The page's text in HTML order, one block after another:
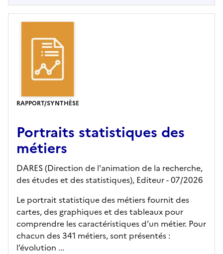
RAPPORT/SYNTHÈSE
Portraits statistiques des
métiers
DARES (Direction de l'animation de la recherche,
des études et des statistiques), Editeur- 07/2026
Le portrait statistique des métiers fournit des
cartes, des graphiques et des tableaux pour
comprendre les caractéristiques d’un métier. Pour
chacun des 341 métiers, sont présentés :
l’évolution ...